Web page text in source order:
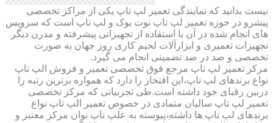
نیست بدانید که نمایندگی تعمیر لپ تاپ یکی از مراکز تخصصی
پیشرو در حوزه تعمیر لپ تاپ نوت بوک و لپ تاپ است که سرویس
های انجام شده در آن با استفاده از تجهیزاتی پیشرفته و مدرن دیگر
تجهیزات تعمیری و ابزارآلات لحیم کاری روز جهان به صورت
تخصصی و صد در صد تضمینی انجام می گیرد.
مرکز تعمیر لپ تاپ مرجع فوق تخصصی تعمیر و فروش الپ تاپ
نواع برندهای لپ تاپ،این افتخار را دارد که همواره برترین رتبه را
دربین رقبای خود داشته است.طی تجربیاتی که مرکز تخصصی
تعمیر لپ تاپ سالیان متمادی در خصوص تعمیر الپ تاپ نواع
برندهای لپ تاپ ها داشته،پیوسته به علپ تاپ نوان مرکز معتبر و